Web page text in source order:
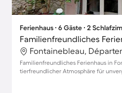
Ferienhaus ∙ 6 Gäste ∙ 2
Familienfreundliches Ferienhaus in
tierfreundlicher Atmosphäre für